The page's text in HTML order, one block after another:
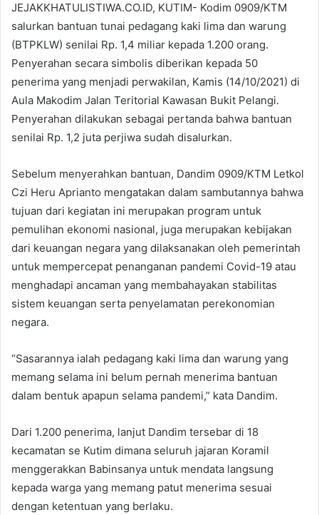
JEJAKKHATULISTIWA.CO.ID, KUTIM- Kodim 0909/KTM
salurkan bantuan tunai pedagang kaki lima dan warung
(BTPKLW) senilai Rp. 1,4 miliar kepada 1.200 orang.
Penyerahan secara simbolis diberikan kepada 50
penerima yang menjadi perwakilan, Kamis (14/10/2021) di
Aula Makodim Jalan Teritorial Kawasan Bukit Pelangi.
Penyerahan dilakukan sebagai pertanda bahwa bantuan
senilai Rp. 1,2 juta perjiwa sudah disalurkan.
Sebelum menyerahkan bantuan, Dandim 0909/KTM Letkol
Czi Heru Aprianto mengatakan dalam sambutannya bahwa
tujuan dari kegiatan ini merupakan program untuk
pemulihan ekonomi nasional, juga merupakan kebijakan
dari keuangan negara yang dilaksanakan oleh pemerintah
untuk mempercepat penanganan pandemi Covid-19 atau
menghadapi ancaman yang membahayakan stabilitas
sistem keuangan serta penyelamatan perekonomian
negara.
“Sasarannya ialah pedagang kaki lima dan warung yang
memang selama ini belum pernah menerima bantuan
dalam bentuk apapun selama pandemi,” kata Dandim.
Dari 1.200 penerima, lanjut Dandim tersebar di 18
kecamatan se Kutim dimana seluruh jajaran Koramil
menggerakkan Babinsanya untuk mendata langsung
kepada warga yang memang patut menerima sesuai
dengan ketentuan yang berlaku.